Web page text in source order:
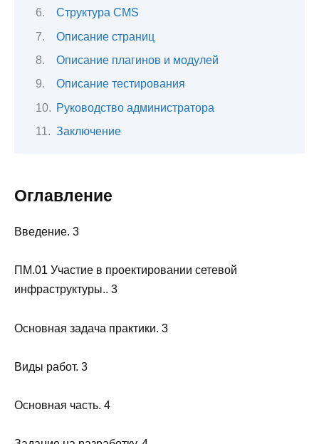
Структура CMS
Описание страниц
Описание плагинов и модулей
Описание тестирования
Руководство администратора
Заключение
Оглавление
Введение. 3
ПМ.01 Участие в проектировании сетевой
инфраструктуры.. 3
Основная задача практики. 3
Виды работ. 3
Основная часть. 4